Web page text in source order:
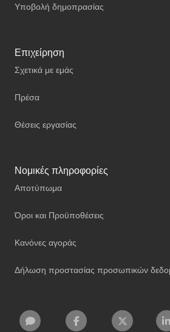
Υποβολή δημοπρασίας
Επιχείρηση
Σχετικά με εμάς
Πρέσα
Θέσεις εργασίας
Νομικές πληροφορίες
Αποτύπωμα
Όροι και Προϋποθέσεις
Κανόνες αγοράς
Δήλωση προστασίας προσωπικών